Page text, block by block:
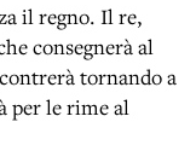
il regno. Il re,
consegnerà al
tornando a
per le rime al